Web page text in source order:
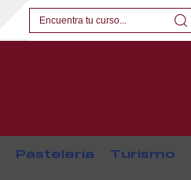
Pastelería Turismo